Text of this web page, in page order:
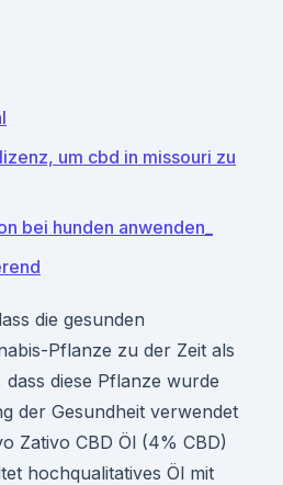
um cbd in missouri zu
bei hunden anwenden_
die gesunden
Pflanze zu der Zeit als
diese Pflanze wurde
der Gesundheit verwendet
Zativo CBD Öl (4% CBD)
hochqualitatives Öl mit